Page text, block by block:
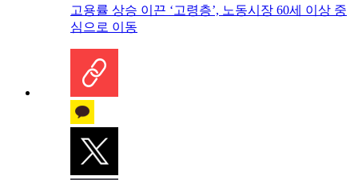
고용률 상승 이끈 ‘고령층’, 노동시장 60세 이상 중
심으로 이동